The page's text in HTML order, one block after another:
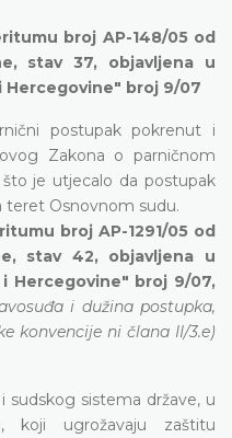
broj AP-148/05 od
stav 37, objavljena u
Hercegovine" broj 9/07
postupak pokrenut i
Zakona o parničnom
je utjecalo da postupak
teret Osnovnom sudu.
broj AP-1291/05 od
stav 42, objavljena u
Hercegovine" broj 9/07,
i dužina postupka,
konvencije ni člana II/3.e)
sudskog sistema države, u
koji ugrožavaju zaštitu